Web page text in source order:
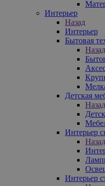
Интерьер
Назад
Интерьер
Бытовая
Назад
Детская
Назад
Интерьер
Назад
Интерьер